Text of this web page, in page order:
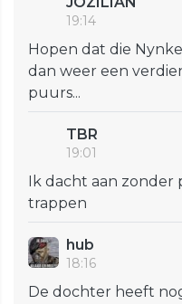
19:14
Hopen dat die
dan weer een
puurs...
TBR
19:01
Ik dacht aan
trappen
hub
18:16
De dochter heeft